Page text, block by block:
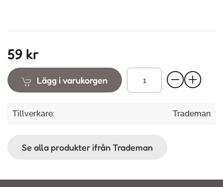
59 kr
Lägg i varukorgen
Tillverkare: Trademan
Se alla produkter ifrån Trademan